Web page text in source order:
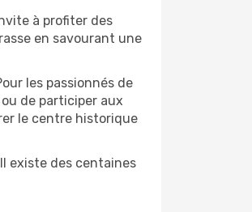
à profiter des
en savourant une
les passionnés de
de participer aux
le centre historique
existe des centaines